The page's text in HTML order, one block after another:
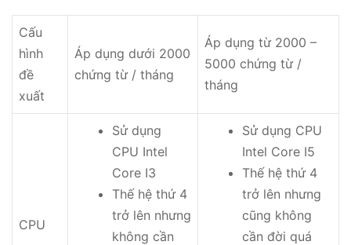
Cấu
hình
đề
xuất
Áp dụng dưới 2000
chứng từ / tháng
Áp dụng từ 2000 –
5000 chứng từ /
tháng
CPU
Sử dụng
CPU Intel
Core I3
Thế hệ thứ 4
trở lên nhưng
không cần
Sử dụng CPU
Intel Core I5
Thế hệ thứ 4
trở lên nhưng
cũng không
cần đời quá